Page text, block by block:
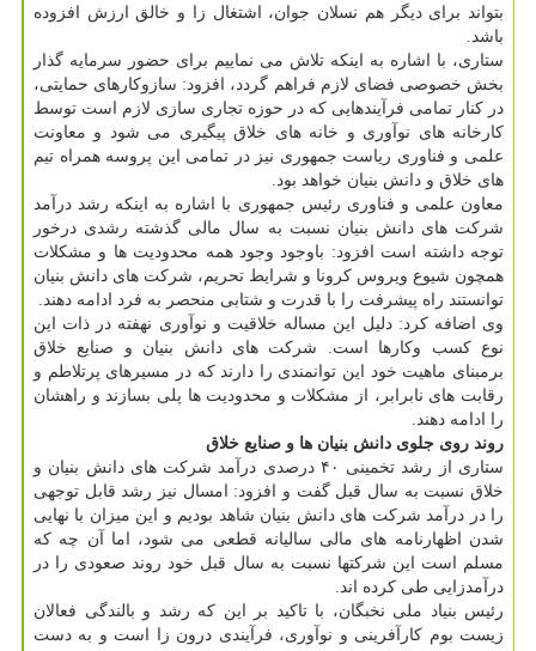
بتواند برای دیگر هم نسلان جوان، اشتغال زا و خالق ارزش افزوده
باشد.
ستاری، با اشاره به اینکه تلاش می نماییم برای حضور سرمایه گذار
بخش خصوصی فضای لازم فراهم گردد، افزود: سازوکارهای حمایتی،
در کنار تمامی فرآیندهایی که در حوزه تجاری سازی لازم است توسط
کارخانه های نوآوری و خانه های خلاق پیگیری می شود و معاونت
علمی و فناوری ریاست جمهوری نیز در تمامی این پروسه همراه تیم
های خلاق و دانش بنیان خواهد بود.
معاون علمی و فناوری رئیس جمهوری با اشاره به اینکه رشد درآمد
شرکت های دانش بنیان نسبت به سال مالی گذشته رشدی درخور
توجه داشته است افزود: باوجود وجود همه محدودیت ها و مشکلات
همچون شیوع ویروس کرونا و شرایط تحریم، شرکت های دانش بنیان
توانستند راه پیشرفت را با قدرت و شتابی منحصر به فرد ادامه دهند.
وی اضافه کرد: دلیل این مساله خلاقیت و نوآوری نهفته در ذات این
نوع کسب وکارها است. شرکت های دانش بنیان و صنایع خلاق
برمبنای ماهیت خود این توانمندی را دارند که در مسیرهای پرتلاطم و
رقابت های نابرابر، از مشکلات و محدودیت ها پلی بسازند و راهشان
را ادامه دهند.
روند روی جلوی دانش بنیان ها و صنایع خلاق
ستاری از رشد تخمینی ۴۰ درصدی درآمد شرکت های دانش بنیان و
خلاق نسبت به سال قبل گفت و افزود: امسال نیز رشد قابل توجهی
را در درآمد شرکت های دانش بنیان شاهد بودیم و این میزان با نهایی
شدن اظهارنامه های مالی سالیانه قطعی می شود، اما آن چه که
مسلم است این شرکتها نسبت به سال قبل خود روند صعودی را در
درآمدزایی طی کرده اند.
رئیس بنیاد ملی نخبگان، با تاکید بر این که رشد و بالندگی فعالان
زیست بوم کارآفرینی و نوآوری، فرآیندی درون زا است و به دست